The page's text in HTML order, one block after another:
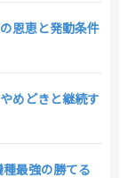
恩恵と発動条件
めどきと継続す
最強の勝てる